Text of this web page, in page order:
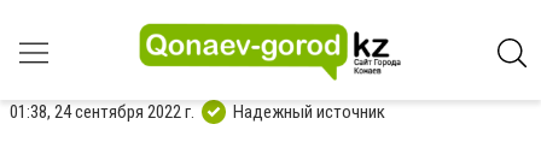
01:38, 24 сентября 2022 г. Надежный источник